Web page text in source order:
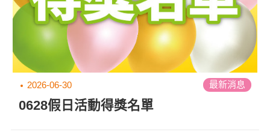
2026-06-30 最新消息
0628假日活動得獎名單